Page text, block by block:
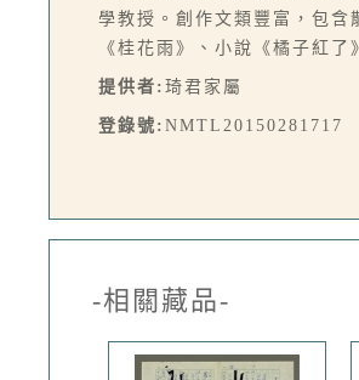
學教授。創作文類豐富，包
《桂花雨》、小說《橘子紅
提供者: 琦君家屬
登錄號: NMTL20150281717
-相關藏品-